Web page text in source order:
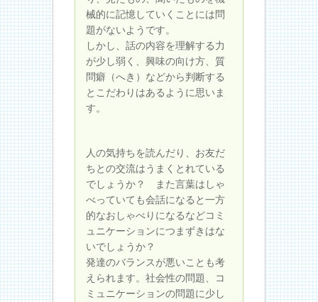
械的に記憶していくことには問
題がないようです。
しかし、話の内容を理解する力
が少し弱く、興味の向け方、質
問癖（へき）などから判断する
とこだわりはあるように思いま
す。
人の気持ちを読んだり、お友だ
ちとの交流はうまくとれている
でしょうか？ また言葉はしゃ
べっていても会話になると一方
的なおしゃべりになるなどコミ
ュニケーションにつまずきはな
いでしょうか？
発達のバランスが悪いことも考
えられます。社会性の問題、コ
ミュニケーションの問題に少し